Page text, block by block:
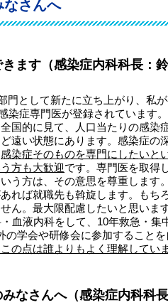
なさんへ
ます（感染症内科科長：鈴
門として新たに立ち上がり、私
染症専門医が登録されています
国的に見て、人口当たりの感染
遠い状態にあります。感染症の
感染症そのものを専門にしたいと
方も大歓迎です。専門医を取得
う方は、その意思を尊重します
れば就職先も斡旋します。もち
ん。最大限配慮したいと思いま
血液内科をして、10年救急・
学会や研修会に参加することを
の点は誰よりもよく理解してい
なさんへ（感染症内科科長